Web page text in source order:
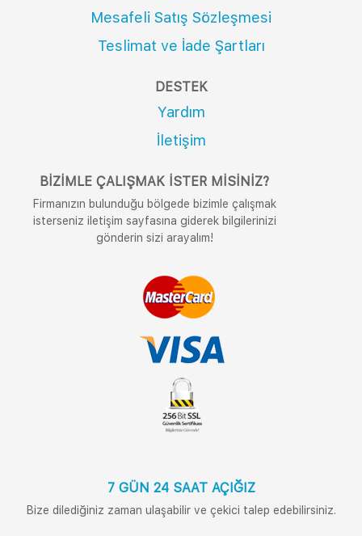
Mesafeli Satış Sözleşmesi
Teslimat ve İade Şartları
DESTEK
Yardım
İletişim
BIZIMLE ÇALIŞMAK İSTER MISINIZ?
Firmanızın bulunduğu bölgede bizimle çalışmak
isterseniz iletişim sayfasına giderek bilgilerinizi
gönderin sizi arayalım!
7 GÜN 24 SAAT AÇIĞIZ
Bize dilediğiniz zaman ulaşabilir ve çekici talep edebilirsiniz.